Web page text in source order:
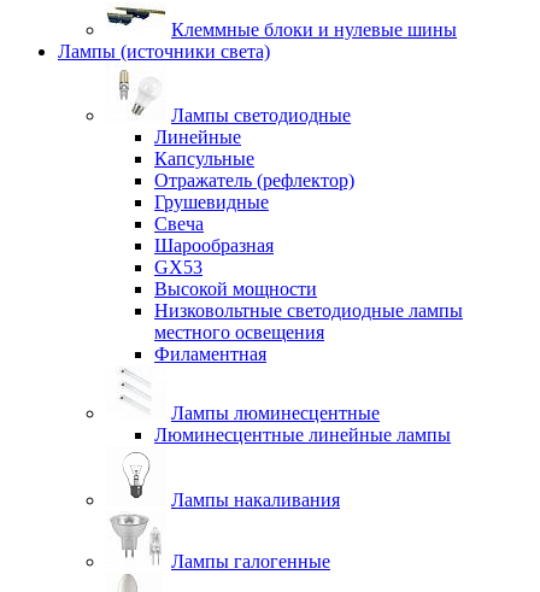
Клеммные блоки и нулевые шины
Лампы (источники света)
Лампы светодиодные
Линейные
Капсульные
Отражатель (рефлектор)
Грушевидные
Свеча
Шарообразная
GX53
Высокой мощности
Низковольтные светодиодные лампы
местного освещения
Филаментная
Лампы люминесцентные
Люминесцентные линейные лампы
Лампы накаливания
Лампы галогенные